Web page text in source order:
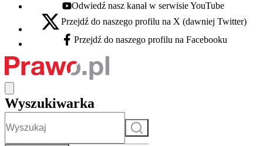
Youtube - otwiera się w nowej karcie
Odwiedź nasz kanał w serwisie YouTube
X - otwiera się w nowej karcie
Przejdź do naszego profilu na X (dawniej Twitter)
Facebook - otwiera się w nowej karcie
Przejdź do naszego profilu na Facebooku
Wyszukiwarka
Szukaj